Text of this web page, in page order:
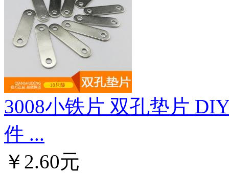
3008小铁片 双孔垫片
件 ...
￥2.60元